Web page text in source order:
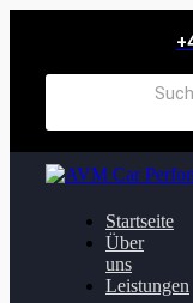
Startseite
Über
uns
Leistungen